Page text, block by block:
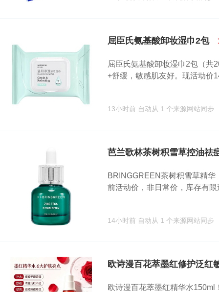
屈臣氏氨基酸卸妆湿巾2包
屈臣氏氨基酸卸妆湿巾2包（共
+舒缓，敏感肌友好。现活动价
13小时前 自动从 1 个来源网站同步
芭兰歌林茶树积雪草控油祛
BRINGGREEN茶树积雪草精
前活动价，非日常价，库存有限
14小时前 自动从 1 个来源网站同步
欧诗漫百花萃墨红修护泛红
欧诗漫百花萃墨红精华水